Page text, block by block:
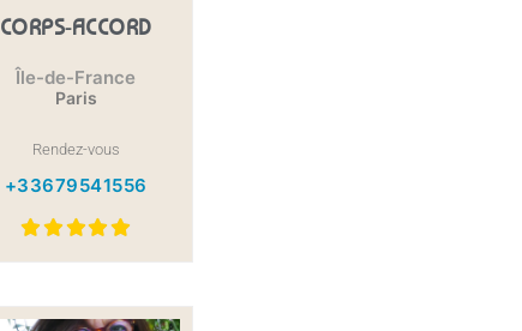
CORPS-ACCORD
Île-de-France
Paris
Rendez-vous
+33679541556